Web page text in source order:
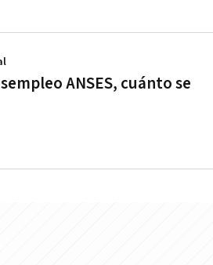
ANSES, cuánto se